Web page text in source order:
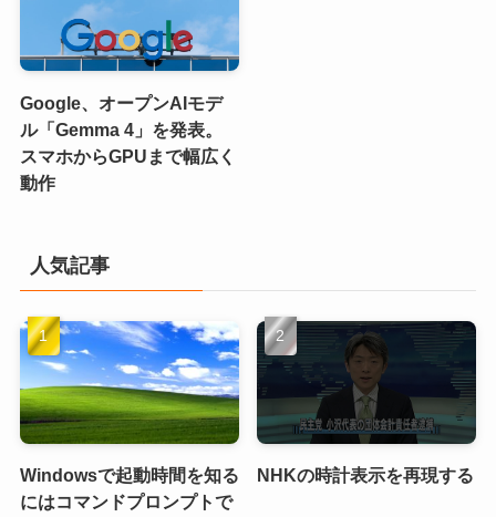
Google、オープンAIモデ
ル「Gemma 4」を発表。
スマホからGPUまで幅広く
動作
人気記事
Windowsで起動時間を知る
にはコマンドプロンプトで
NHKの時計表示を再現する